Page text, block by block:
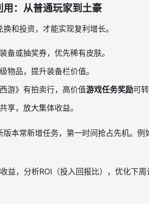
：从普通玩家到土豪
和投资，才能实现复利增长。
备或抽奖券，优先稀有皮肤。
物品，提升装备栏价值。
游》有拍卖行，高价值游戏任务奖励可
享，放大集体收益。
本常新增任务，第一时间抢占先机。
益，分析ROI（投入回报比），优化下